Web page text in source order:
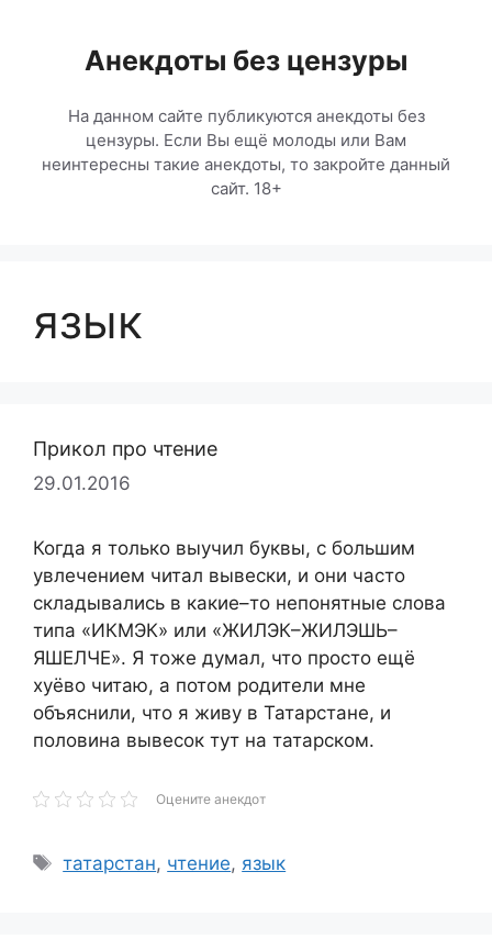
содержимомуАнекдоты без цензуры
На данном сайте публикуются анекдоты без
цензуры. Если Вы ещё молоды или Вам
неинтересны такие анекдоты, то закройте данный
сайт. 18+
язык
Прикол про чтение
29.01.2016
Когда я только выучил буквы, с большим
увлечением читал вывески, и они часто
складывались в какие–то непонятные слова
типа «ИКМЭК» или «ЖИЛЭК–ЖИЛЭШЬ–
ЯШЕЛЧЕ». Я тоже думал, что просто ещё
хуёво читаю, а потом родители мне
объяснили, что я живу в Татарстане, и
половина вывесок тут на татарском.
Оцените анекдот
Метки
татарстан, чтение, язык